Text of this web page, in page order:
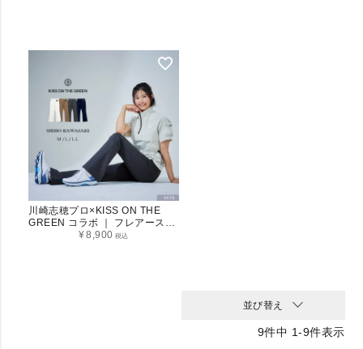
川崎志穂プロ×KISS ON THE
GREEN コラボ ｜ フレアースー
パーストレッチパンツ（4578）
¥8,900 税込
並び替え
9件中 1-9件表示